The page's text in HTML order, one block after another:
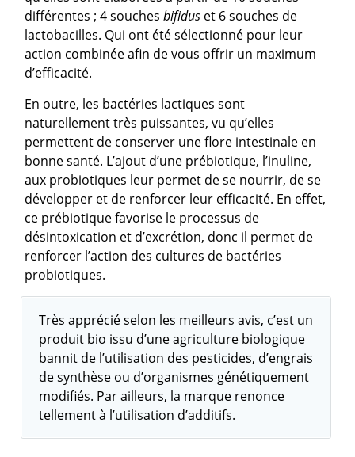
différentes ; 4 souchesbifidus et 6 souches de
lactobacilles. Qui ont été sélectionné pour leur
action combinée afin de vous offrir un maximum
d’efficacité.
En outre, les bactéries lactiques sont
naturellement très puissantes, vu qu’elles
permettent de conserver une flore intestinale en
bonne santé. L’ajout d’une prébiotique, l’inuline,
aux probiotiques leur permet de se nourrir, de se
développer et de renforcer leur efficacité. En effet,
ce prébiotique favorise le processus de
désintoxication et d’excrétion, donc il permet de
renforcer l’action des cultures de bactéries
probiotiques.
Très apprécié selon les meilleurs avis, c’est un
produit bio issu d’une agriculture biologique
bannit de l’utilisation des pesticides, d’engrais
de synthèse ou d’organismes génétiquement
modifiés. Par ailleurs, la marque renonce
tellement à l’utilisation d’additifs.